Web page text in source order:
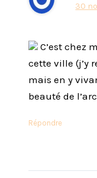
30
C’est chez
cette ville (j’y
mais en y
beauté de
Répondre